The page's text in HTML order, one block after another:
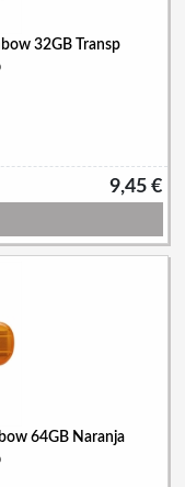
32GB Transp
9,45 €
64GB Naranja